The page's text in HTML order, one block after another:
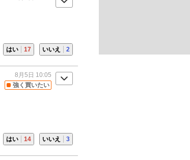
はい 17 いいえ 2
強く買いたい
8月5日 10:05
はい 14 いいえ 3